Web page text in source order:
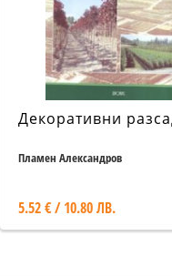
Декоративни
Пламен Александров
5.52 € / 10.80 ЛВ.